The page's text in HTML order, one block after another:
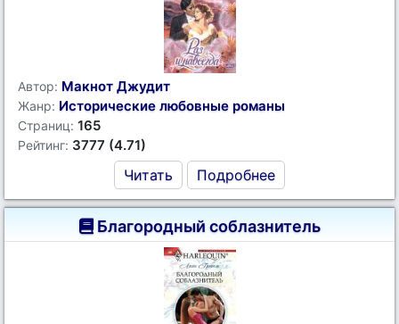
Автор: Макнот Джудит
Жанр: Исторические любовные романы
Страниц: 165
Рейтинг: 3777 (4.71)
Читать Подробнее
Благородный соблазнитель